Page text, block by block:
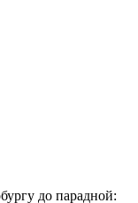
до парадной: